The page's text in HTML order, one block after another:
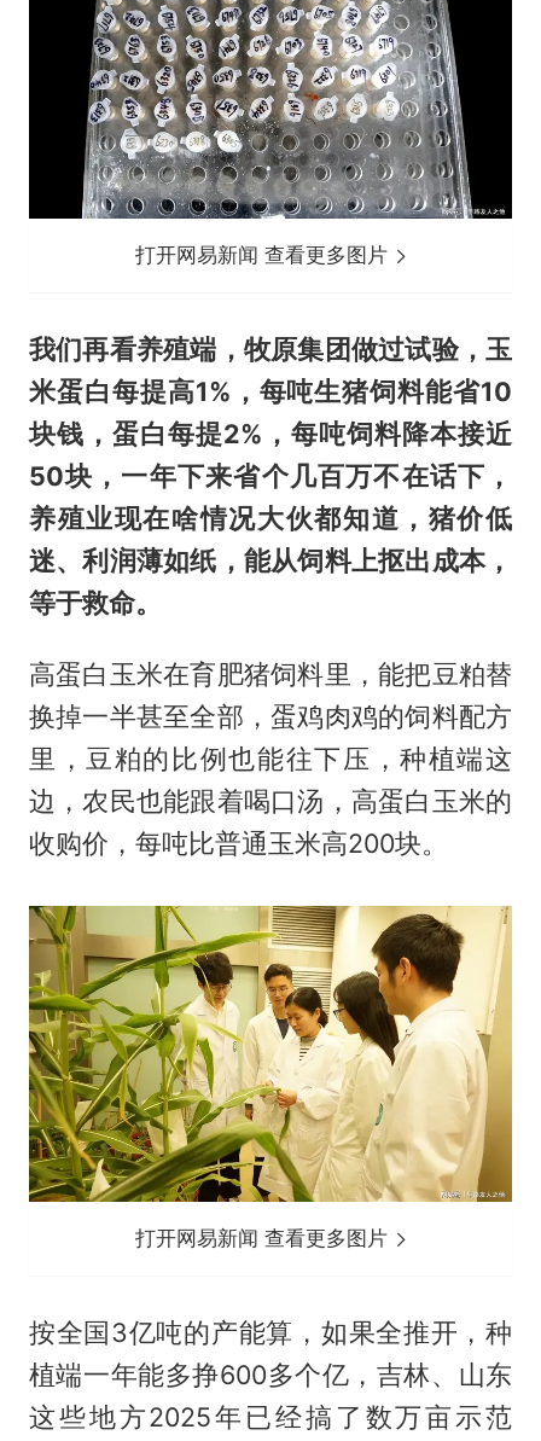
打开网易新闻 查看更多图片
我们再看养殖端，牧原集团做过试验，玉
米蛋白每提高1%，每吨生猪饲料能省10
块钱，蛋白每提2%，每吨饲料降本接近
50块，一年下来省个几百万不在话下，
养殖业现在啥情况大伙都知道，猪价低
迷、利润薄如纸，能从饲料上抠出成本，
等于救命。
高蛋白玉米在育肥猪饲料里，能把豆粕替
换掉一半甚至全部，蛋鸡肉鸡的饲料配方
里，豆粕的比例也能往下压，种植端这
边，农民也能跟着喝口汤，高蛋白玉米的
收购价，每吨比普通玉米高200块。
打开网易新闻 查看更多图片
按全国3亿吨的产能算，如果全推开，种
植端一年能多挣600多个亿，吉林、山东
这些地方2025年已经搞了数万亩示范